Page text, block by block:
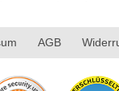
AGB